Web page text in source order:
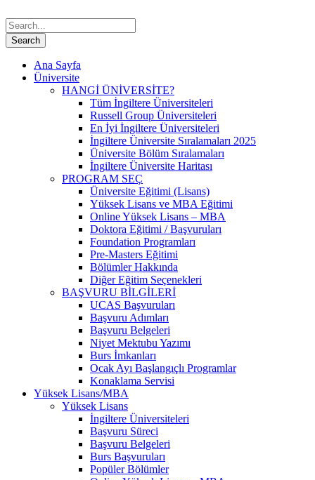
Ana Sayfa
Üniversite
HANGİ ÜNİVERSİTE?
Tüm İngiltere Üniversiteleri
Russell Group Üniversiteleri
En İyi İngiltere Üniversiteleri
İngiltere Üniversite Sıralamaları 2025
Üniversite Bölüm Sıralamaları
İngiltere Üniversite Haritası
PROGRAM SEÇ
Üniversite Eğitimi (Lisans)
Yüksek Lisans ve MBA Eğitimi
Online Yüksek Lisans – MBA
Doktora Eğitimi / Başvuruları
Foundation Programları
Pre-Masters Eğitimi
Bölümler Hakkında
Diğer Eğitim Seçenekleri
BAŞVURU BİLGİLERİ
UCAS Başvuruları
Başvuru Adımları
Başvuru Belgeleri
Niyet Mektubu Yazımı
Burs İmkanları
Ocak Ayı Başlangıçlı Programlar
Konaklama Servisi
Yüksek Lisans/MBA
Yüksek Lisans
İngiltere Üniversiteleri
Başvuru Süreci
Başvuru Belgeleri
Burs Başvuruları
Popüler Bölümler